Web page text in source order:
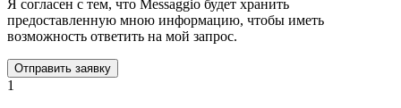
Я согласен с тем, что Messaggio будет хранить
предоставленную мною информацию, чтобы иметь
возможность ответить на мой запрос.
1